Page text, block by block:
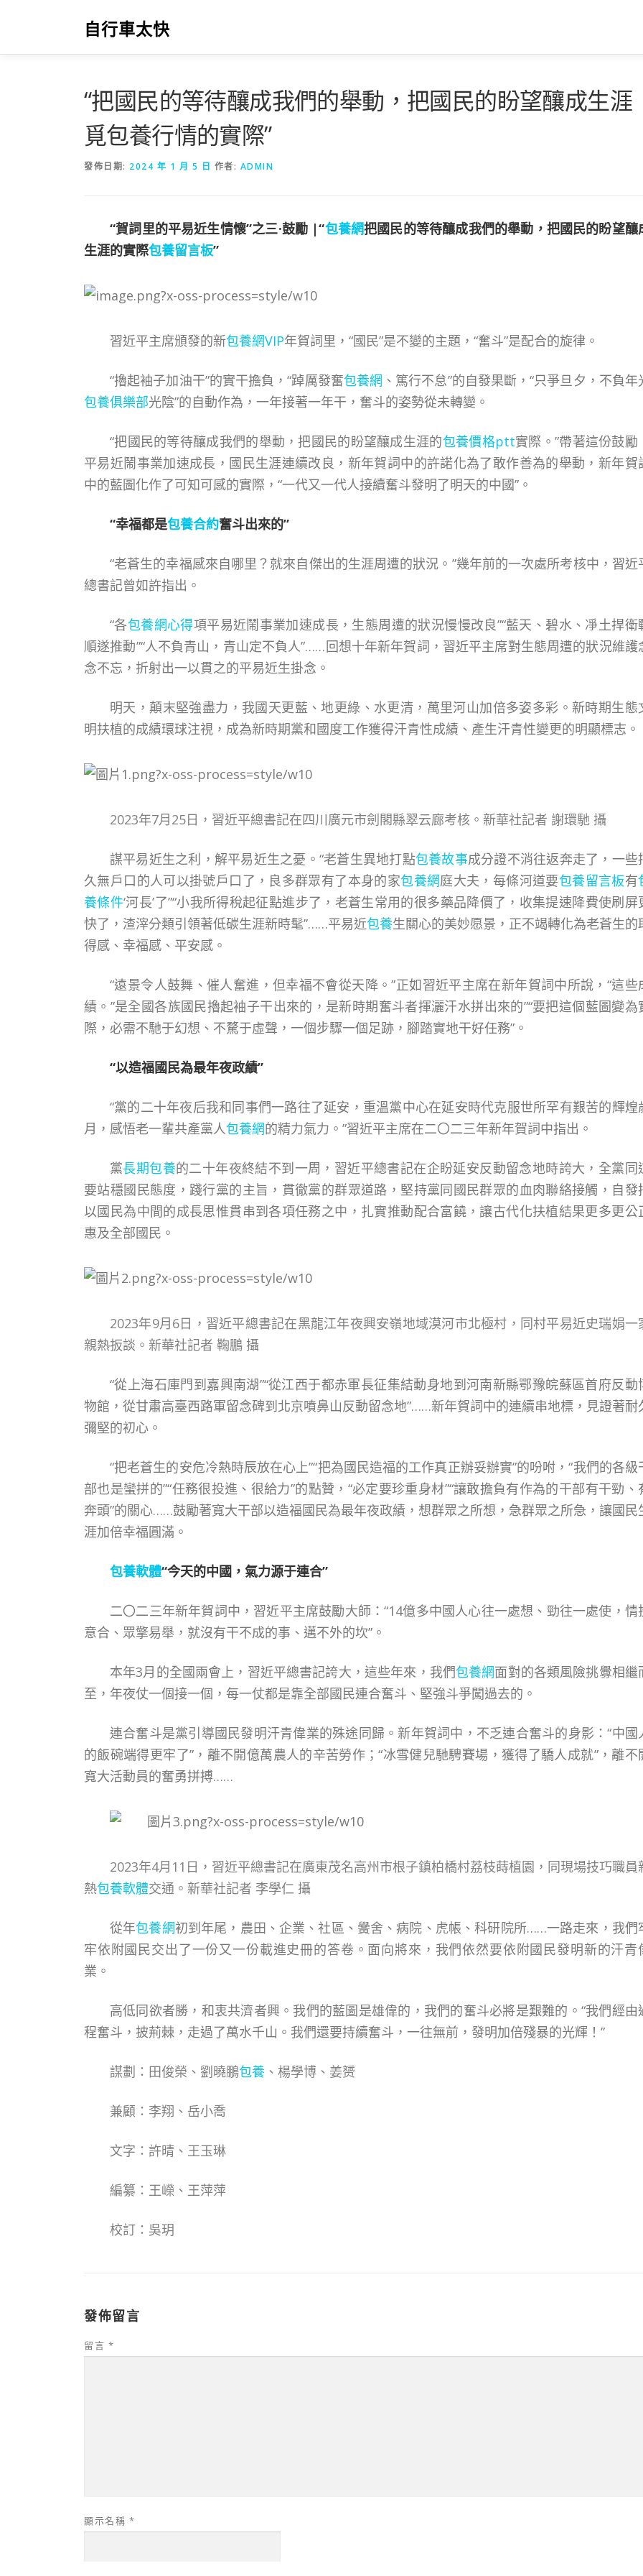
要
自行車太快
“把國民的等待釀成我們的舉動，把國民的盼望釀成生涯
覓包養行情的實際”
發佈日期: 2024 年 1 月 5 日 作者: ADMIN
“賀詞里的平易近生情懷”之三·鼓勵 |“包養網把國民的等待釀成我們的舉動，把國民的盼望釀
生涯的實際包養留言板”
習近平主席頒發的新包養網VIP年賀詞里，“國民”是不變的主題，“奮斗”是配合的旋律。
“擼起袖子加油干”的實干擔負，“踔厲發奮包養網 、篤行不怠”的自發果斷，“只爭旦夕，不負年
包養俱樂部光陰”的自動作為，一年接著一年干，奮斗的姿勢從未轉變。
“把國民的等待釀成我們的舉動，把國民的盼望釀成生涯的包養價格ptt實際。”帶著這份鼓勵
平易近鬧事業加速成長，國民生涯連續改良，新年賀詞中的許諾化為了敢作善為的舉動，新年賀
中的藍圖化作了可知可感的實際，“一代又一代人接續奮斗發明了明天的中國”。
“幸福都是包養合約奮斗出來的”
“老蒼生的幸福感來自哪里？就來自傑出的生涯周遭的狀況。”幾年前的一次處所考核中，習近
總書記曾如許指出。
“各包養網心得項平易近鬧事業加速成長，生態周遭的狀況慢慢改良”“藍天、碧水、凈土捍衛
順遂推動”“人不負青山，青山定不負人”……回想十年新年賀詞，習近平主席對生態周遭的狀況維護
念不忘，折射出一以貫之的平易近生掛念。
明天，顛末堅強盡力，我國天更藍、地更綠、水更清，萬里河山加倍多姿多彩。新時期生態
明扶植的成績環球注視，成為新時期黨和國度工作獲得汗青性成績、產生汗青性變更的明顯標志。
2023年7月25日，習近平總書記在四川廣元市劍閣縣翠云廊考核。新華社記者 謝環馳 攝
謀平易近生之利，解平易近生之憂。“老蒼生異地打點包養故事成分證不消往返奔走了，一些
久無戶口的人可以掛號戶口了，良多群眾有了本身的家包養網庭大夫，每條河道要包養留言板有
養條件‘河長’了”“小我所得稅起征點進步了，老蒼生常用的很多藥品降價了，收集提速降費使刷屏
快了，渣滓分類引領著低碳生涯新時髦”……平易近包養生關心的美妙愿景，正不竭轉化為老蒼生的
得感、幸福感、平安感。
“遠景令人鼓舞、催人奮進，但幸福不會從天降。”正如習近平主席在新年賀詞中所說，“這些
績。”是全國各族國民擼起袖子干出來的，是新時期奮斗者揮灑汗水拼出來的”“要把這個藍圖變為
際，必需不馳于幻想、不騖于虛聲，一個步驟一個足跡，腳踏實地干好任務”。
“以造福國民為最年夜政績”
“黨的二十年夜后我和同事們一路往了延安，重溫黨中心在延安時代克服世所罕有艱苦的輝煌
月，感悟老一輩共產黨人包養網的精力氣力。”習近平主席在二〇二三年新年賀詞中指出。
黨長期包養的二十年夜終結不到一周，習近平總書記在企盼延安反動留念地時誇大，全黨同
要站穩國民態度，踐行黨的主旨，貫徹黨的群眾道路，堅持黨同國民群眾的血肉聯絡接觸，自發
以國民為中間的成長思惟貫串到各項任務之中，扎實推動配合富饒，讓古代化扶植結果更多更公
惠及全部國民。
2023年9月6日，習近平總書記在黑龍江年夜興安嶺地域漠河市北極村，同村平易近史瑞娟一
親熱扳談。新華社記者 鞠鵬 攝
“從上海石庫門到嘉興南湖”“從江西于都赤軍長征集結動身地到河南新縣鄂豫皖蘇區首府反動
物館，從甘肅高臺西路軍留念碑到北京噴鼻山反動留念地”……新年賀詞中的連續串地標，見證著耐
彌堅的初心。
“把老蒼生的安危冷熱時辰放在心上”“把為國民造福的工作真正辦妥辦實”的吩咐，“我們的各級
部也是蠻拼的”“任務很投進、很給力”的點贊，“必定要珍重身材”“讓敢擔負有作為的干部有干勁、
奔頭”的關心……鼓勵著寬大干部以造福國民為最年夜政績，想群眾之所想，急群眾之所急，讓國民
涯加倍幸福圓滿。
包養軟體“今天的中國，氣力源于連合”
二〇二三年新年賀詞中，習近平主席鼓勵大師：“14億多中國人心往一處想、勁往一處使，情
意合、眾擎易舉，就沒有干不成的事、邁不外的坎”。
本年3月的全國兩會上，習近平總書記誇大，這些年來，我們包養網面對的各類風險挑釁相繼
至，年夜仗一個接一個，每一仗都是靠全部國民連合奮斗、堅強斗爭闖過去的。
連合奮斗是黨引導國民發明汗青偉業的殊途同歸。新年賀詞中，不乏連合奮斗的身影：“中國
的飯碗端得更牢了”，離不開億萬農人的辛苦勞作；“冰雪健兒馳騁賽場，獲得了驕人成就”，離不
寬大活動員的奮勇拼搏……
2023年4月11日，習近平總書記在廣東茂名高州市根子鎮柏橋村荔枝蒔植園，同現場技巧職員
熱包養軟體交通。新華社記者 李學仁 攝
從年包養網初到年尾，農田、企業、社區、黌舍、病院、虎帳、科研院所……一路走來，我們
牢依附國民交出了一份又一份載進史冊的答卷。面向將來，我們依然要依附國民發明新的汗青
業。
高低同欲者勝，和衷共濟者興。我們的藍圖是雄偉的，我們的奮斗必將是艱難的。“我們經由
程奮斗，披荊棘，走過了萬水千山。我們還要持續奮斗，一往無前，發明加倍殘暴的光輝！”
謀劃：田俊榮、劉曉鵬包養 、楊學博、姜赟
兼顧：李翔、岳小喬
文字：許晴、王玉琳
編纂：王嶸、王萍萍
校訂：吳玥
發佈留言
留言 *
顯示名稱 *